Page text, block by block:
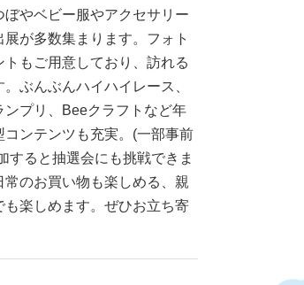
やベビー服やアクセサリー
が多数集まります。フォト
もご用意しており、訪れる
ぶんぶんハイハイレース、
プリ、Beeクラフトなど年
ンテンツも充実。(一部事前
すると抽選会にも挑戦できま
のお買い物も楽しめる、親
楽しめます。ぜひお立ち寄